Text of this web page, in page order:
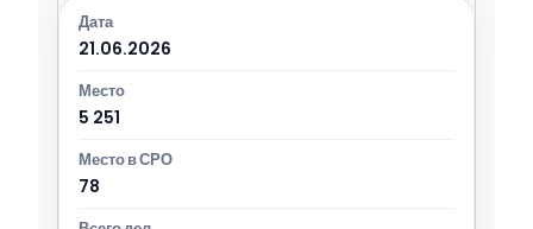
21.06.2026
5 251
78